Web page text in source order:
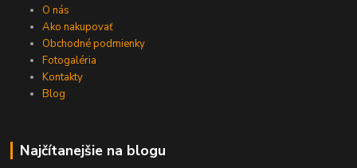
O nás
Ako nakupovať
Obchodné podmienky
Fotogaléria
Kontakty
Blog
Najčítanejšie na blogu